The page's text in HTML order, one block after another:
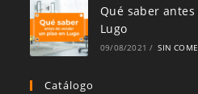
Qué saber
Lugo
09/08/2021 / SIN
Catálogo